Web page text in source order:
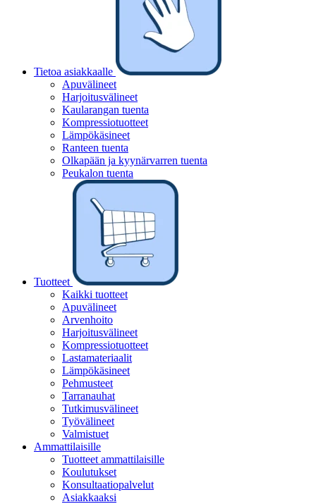
Tietoa asiakkaalle
Apuvälineet
Harjoitusvälineet
Kaularangan tuenta
Kompressiotuotteet
Lämpökäsineet
Ranteen tuenta
Olkapään ja kyynärvarren tuenta
Peukalon tuenta
Tuotteet
Kaikki tuotteet
Apuvälineet
Arvenhoito
Harjoitusvälineet
Kompressiotuotteet
Lastamateriaalit
Lämpökäsineet
Pehmusteet
Tarranauhat
Tutkimusvälineet
Työvälineet
Valmistuet
Ammattilaisille
Tuotteet ammattilaisille
Koulutukset
Konsultaatiopalvelut
Asiakkaaksi